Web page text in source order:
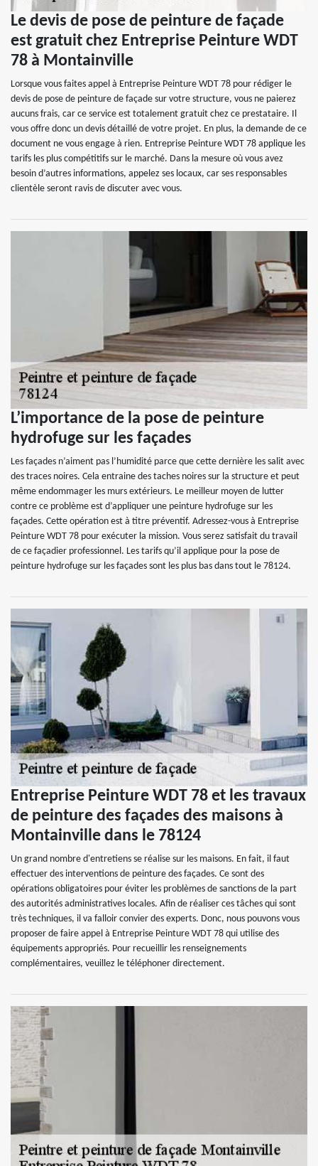
Le devis de pose de peinture de façade
est gratuit chez Entreprise Peinture WDT
78 à Montainville
Lorsque vous faites appel à Entreprise Peinture WDT 78 pour rédiger le
devis de pose de peinture de façade sur votre structure, vous ne paierez
aucuns frais, car ce service est totalement gratuit chez ce prestataire. Il
vous offre donc un devis détaillé de votre projet. En plus, la demande de ce
document ne vous engage à rien. Entreprise Peinture WDT 78 applique les
tarifs les plus compétitifs sur le marché. Dans la mesure où vous avez
besoin d’autres informations, appelez ses locaux, car ses responsables
clientèle seront ravis de discuter avec vous.
L’importance de la pose de peinture
hydrofuge sur les façades
Les façades n’aiment pas l’humidité parce que cette dernière les salit avec
des traces noires. Cela entraine des taches noires sur la structure et peut
même endommager les murs extérieurs. Le meilleur moyen de lutter
contre ce problème est d’appliquer une peinture hydrofuge sur les
façades. Cette opération est à titre préventif. Adressez-vous à Entreprise
Peinture WDT 78 pour exécuter la mission. Vous serez satisfait du travail
de ce façadier professionnel. Les tarifs qu’il applique pour la pose de
peinture hydrofuge sur les façades sont les plus bas dans tout le 78124.
Entreprise Peinture WDT 78 et les travaux
de peinture des façades des maisons à
Montainville dans le 78124
Un grand nombre d'entretiens se réalise sur les maisons. En fait, il faut
effectuer des interventions de peinture des façades. Ce sont des
opérations obligatoires pour éviter les problèmes de sanctions de la part
des autorités administratives locales. Afin de réaliser ces tâches qui sont
très techniques, il va falloir convier des experts. Donc, nous pouvons vous
proposer de faire appel à Entreprise Peinture WDT 78 qui utilise des
équipements appropriés. Pour recueillir les renseignements
complémentaires, veuillez le téléphoner directement.